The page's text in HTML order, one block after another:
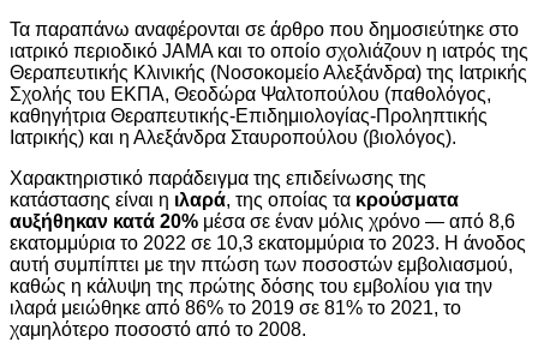
Τα παραπάνω αναφέρονται σε άρθρο που δημοσιεύτηκε στο
ιατρικό περιοδικό JAMA και το οποίο σχολιάζουν η ιατρός της
Θεραπευτικής Κλινικής (Νοσοκομείο Αλεξάνδρα) της Ιατρικής
Σχολής του ΕΚΠΑ, Θεοδώρα Ψαλτοπούλου (παθολόγος,
καθηγήτρια Θεραπευτικής-Επιδημιολογίας-Προληπτικής
Ιατρικής) και η Αλεξάνδρα Σταυροπούλου (βιολόγος).
Χαρακτηριστικό παράδειγμα της επιδείνωσης της
κατάστασης είναι η ιλαρά, της οποίας τα κρούσματα
αυξήθηκαν κατά 20% μέσα σε έναν μόλις χρόνο — από 8,6
εκατομμύρια το 2022 σε 10,3 εκατομμύρια το 2023. Η άνοδος
αυτή συμπίπτει με την πτώση των ποσοστών εμβολιασμού,
καθώς η κάλυψη της πρώτης δόσης του εμβολίου για την
ιλαρά μειώθηκε από 86% το 2019 σε 81% το 2021, το
χαμηλότερο ποσοστό από το 2008.